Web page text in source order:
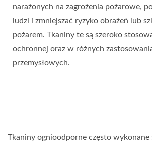
narażonych na zagrożenia pożarowe,
ludzi i zmniejszać ryzyko obrażeń lub
pożarem. Tkaniny te są szeroko
ochronnej oraz w różnych
przemysłowych.
Tkaniny ognioodporne często wykonane